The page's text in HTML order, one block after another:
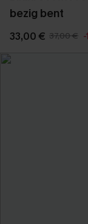
bezig bent
33,00 € 37,00 € -